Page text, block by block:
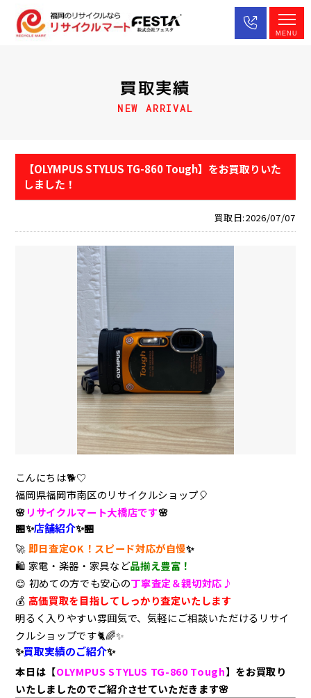
買取実績
NEW ARRIVAL
【OLYMPUS STYLUS TG-860 Tough】をお買取りいた
しました！
買取日:2026/07/07
こんにちは🐕♡
福岡県福岡市南区のリサイクルショップ🎈
🌸 リサイクルマート大橋店です🌸
🏪✨店舗紹介✨🏪
🚀即日査定OK！スピード対応が自慢✨
🛍️ 家電・楽器・家具など品揃え豊富！
😊 初めての方でも安心の丁寧査定＆親切対応♪
💰 高価買取を目指してしっかり査定いたします
明るく入りやすい雰囲気で、気軽にご相談いただけるリサイ
クルショップです🐈🌈✨
✨買取実績のご紹介✨
本日は【OLYMPUS STYLUS TG-860Tough】をお買取り
いたしましたのでご紹介させていただきます🌸
MENU